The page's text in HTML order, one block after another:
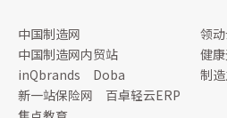
中国制造网
中国制造网内贸站
inQbrands
Doba
新一站保险网
百卓轻云ERP
领
健
制